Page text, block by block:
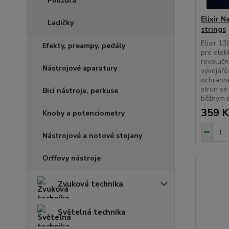
Ladičky
Efekty, preampy, pedály
Nástrojové aparatury
Bicí nástroje, perkuse
Knoby a potenciometry
Nástrojové a notové stojany
Orffovy nástroje
Zvuková technika
Světelná technika
Elixir
strings
Elixir
pro
strun
běžným
359